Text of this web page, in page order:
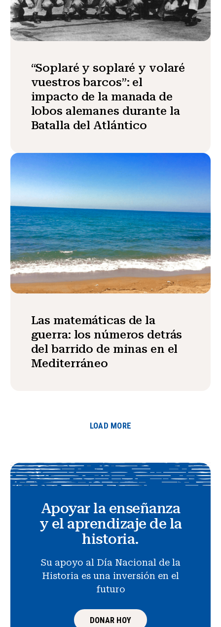
“Soplaré y soplaré y volaré
vuestros barcos”: el
impacto de la manada de
lobos alemanes durante la
Batalla del Atlántico
Las matemáticas de la
guerra: los números detrás
del barrido de minas en el
Mediterráneo
LOAD MORE
Apoyar la enseñanza
y el aprendizaje de la
historia.
Su apoyo al Día Nacional de la
Historia es una inversión en el
futuro
DONAR HOY